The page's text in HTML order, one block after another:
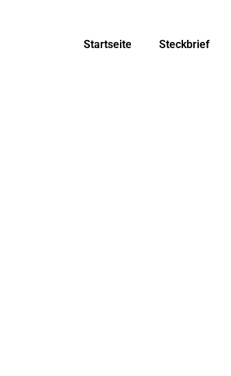
Startseite Steckbrief